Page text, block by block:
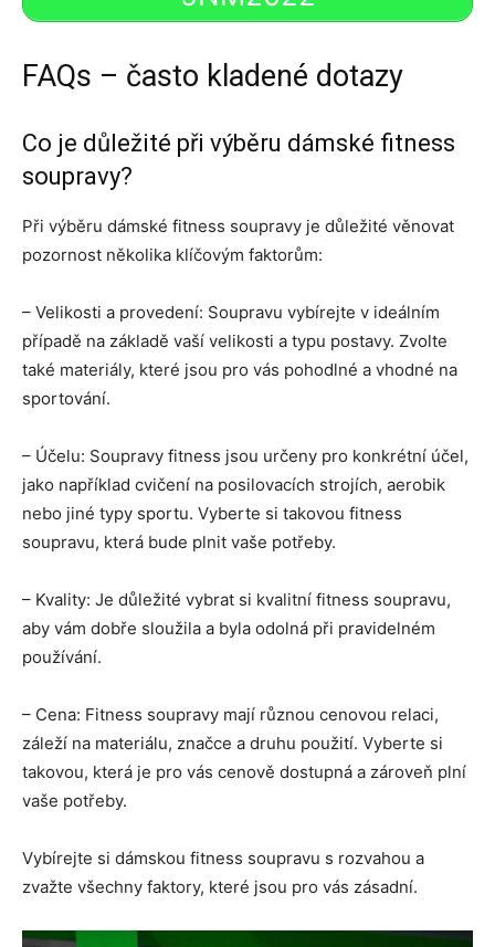
FAQs – často kladené dotazy
Co je důležité při výběru dámské fitness
soupravy?
Při výběru dámské fitness soupravy je důležité věnovat
pozornost několika klíčovým faktorům:
– Velikosti a provedení: Soupravu vybírejte v ideálním
případě na základě vaší velikosti a typu postavy. Zvolte
také materiály, které jsou pro vás pohodlné a vhodné na
sportování.
– Účelu: Soupravy fitness jsou určeny pro konkrétní účel,
jako například cvičení na posilovacích strojích, aerobik
nebo jiné typy sportu. Vyberte si takovou fitness
soupravu, která bude plnit vaše potřeby.
– Kvality: Je důležité vybrat si kvalitní fitness soupravu,
aby vám dobře sloužila a byla odolná při pravidelném
používání.
– Cena: Fitness soupravy mají různou cenovou relaci,
záleží na materiálu, značce a druhu použití. Vyberte si
takovou, která je pro vás cenově dostupná a zároveň plní
vaše potřeby.
Vybírejte si dámskou fitness soupravu s rozvahou a
zvažte všechny faktory, které jsou pro vás zásadní.